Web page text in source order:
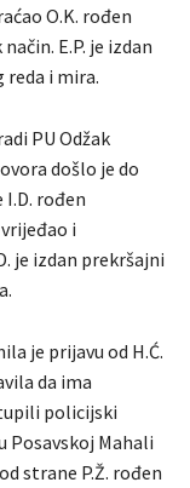
O.K. rođen
E.P. je izdan
i mira.
PU Odžak
došlo je do
rođen
i
je izdan prekršajni
je prijavu od H.Ć.
da ima
policijski
Posavskoj Mahali
strane P.Ž. rođen